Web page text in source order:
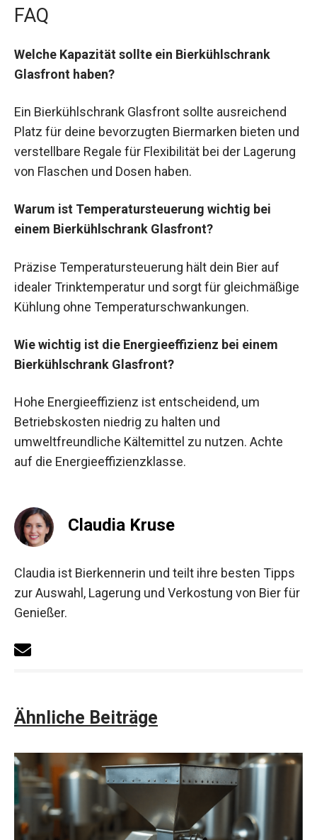
FAQ
Welche Kapazität sollte ein Bierkühlschrank
Glasfront haben?
Ein Bierkühlschrank Glasfront sollte ausreichend
Platz für deine bevorzugten Biermarken bieten und
verstellbare Regale für Flexibilität bei der Lagerung
von Flaschen und Dosen haben.
Warum ist Temperatursteuerung wichtig bei
einem Bierkühlschrank Glasfront?
Präzise Temperatursteuerung hält dein Bier auf
idealer Trinktemperatur und sorgt für gleichmäßige
Kühlung ohne Temperaturschwankungen.
Wie wichtig ist die Energieeffizienz bei einem
Bierkühlschrank Glasfront?
Hohe Energieeffizienz ist entscheidend, um
Betriebskosten niedrig zu halten und
umweltfreundliche Kältemittel zu nutzen. Achte
auf die Energieeffizienzklasse.
Claudia Kruse
Claudia ist Bierkennerin und teilt ihre besten Tipps
zur Auswahl, Lagerung und Verkostung von Bier für
Genießer.
Ähnliche Beiträge